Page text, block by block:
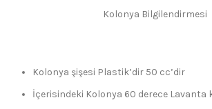
Kolonya Bilgilendirmesi
Kolonya şişesi Plastik’dir 50 cc’dir
İçerisindeki Kolonya 60 derece Lavanta